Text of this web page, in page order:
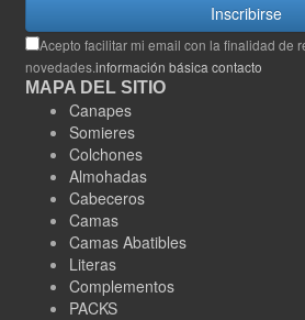
Inscribirse
Acepto facilitar mi email con la finalidad de
novedades.información básica contacto
MAPA DEL SITIO
Canapes
Somieres
Colchones
Almohadas
Cabeceros
Camas
Camas Abatibles
Literas
Complementos
PACKS